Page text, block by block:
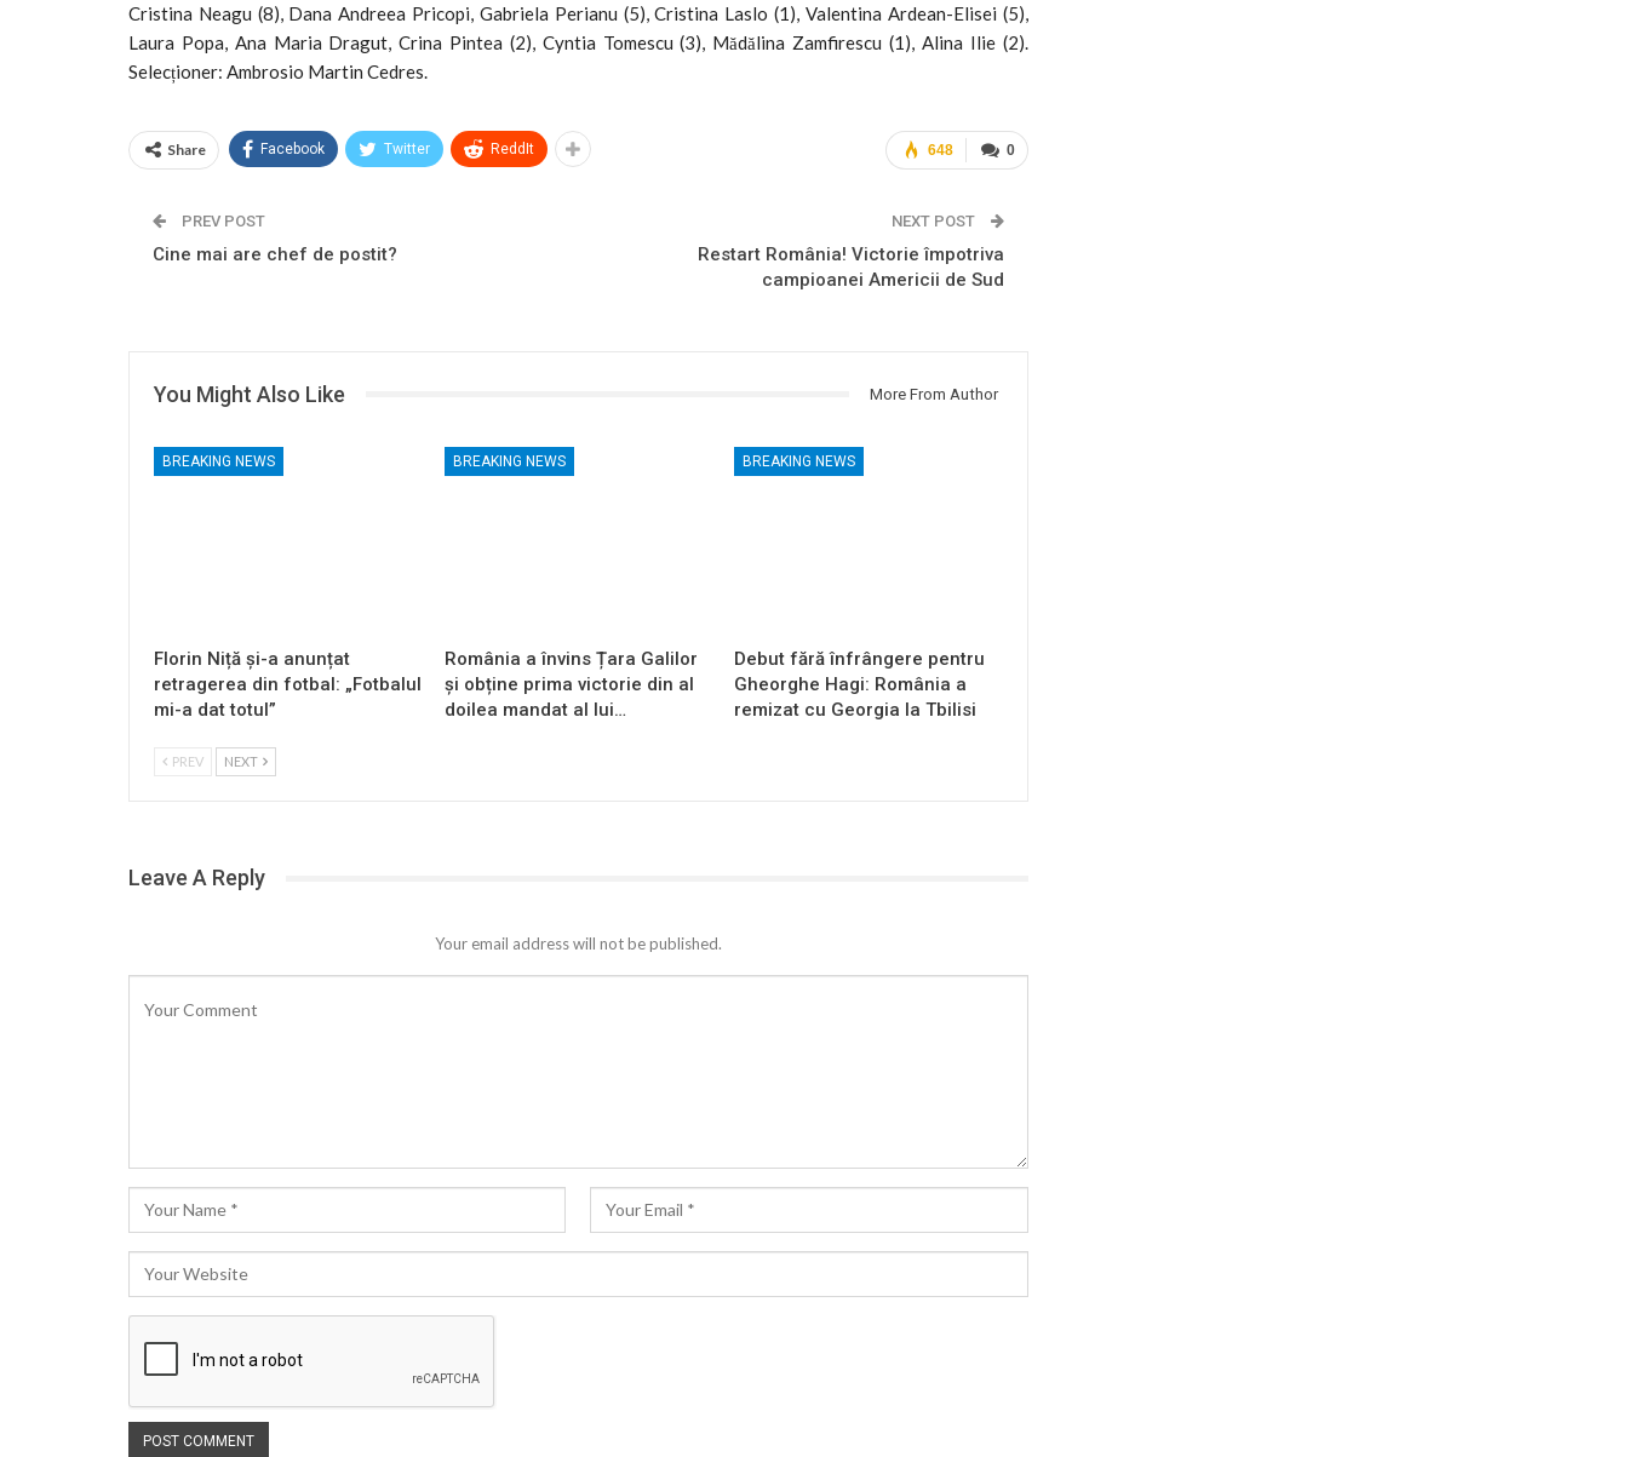
Cristina Neagu (8), Dana Andreea Pricopi, Gabriela Perianu (5), Cristina Laslo (1), Valentina Ardean-Elisei (5),
Laura Popa, Ana Maria Dragut, Crina Pintea (2), Cyntia Tomescu (3), Mădălina Zamfirescu (1), Alina Ilie (2).
Selecționer: Ambrosio Martin Cedres.
0
648
Share Facebook Twitter ReddIt
PREV POST
Cine mai are chef de postit?
NEXT POST
Restart România! Victorie împotriva
campioanei Americii de Sud
You Might Also Like More From Author
BREAKING NEWS
Florin Niță și-a anunțat
retragerea din fotbal: „Fotbalul
mi-a dat totul”
BREAKING NEWS
România a învins Țara Galilor
și obține prima victorie din al
doilea mandat al lui…
BREAKING NEWS
Debut fără înfrângere pentru
Gheorghe Hagi: România a
remizat cu Georgia la Tbilisi
PREV NEXT
Leave A Reply
Your email address will not be published.